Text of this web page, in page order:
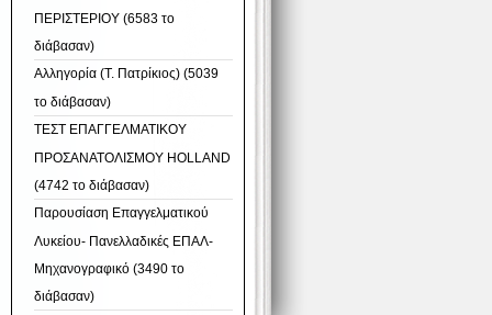
ΠΕΡΙΣΤΕΡΙΟΥ (6583 το
διάβασαν)
Αλληγορία (T. Πατρίκιος) (5039
το διάβασαν)
ΤΕΣΤ ΕΠΑΓΓΕΛΜΑΤΙΚΟΥ
ΠΡΟΣΑΝΑΤΟΛΙΣΜΟΥ HOLLAND
(4742 το διάβασαν)
Παρουσίαση Επαγγελματικού
Λυκείου- Πανελλαδικές ΕΠΑΛ-
Μηχανογραφικό (3490 το
διάβασαν)